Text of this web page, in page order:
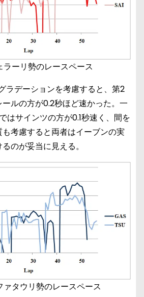
ラーリ勢のレースペース
デーションを考慮すると、第2
ルの方が0.2秒ほど速かった。一
はサインツの方が0.1秒速く、間を
考慮すると両者はイーブンの実
のが妥当に見える。
ァタウリ勢のレースペース